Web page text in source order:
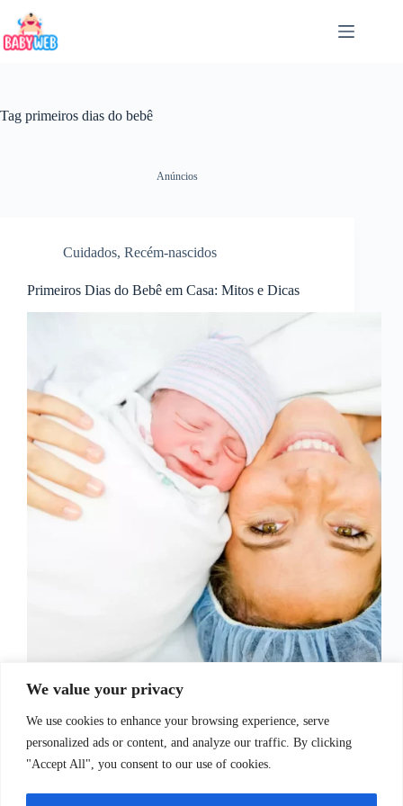
We value your privacy
We use cookies to enhance your browsing experience, serve
personalized ads or content, and analyze our traffic. By clicking
"Accept All", you consent to our use of cookies.
para
o
conteúdo
Tag primeiros dias do bebê
Anúncios
Cuidados, Recém-nascidos
Primeiros Dias do Bebê em Casa: Mitos e Dicas
momentos mais emocionantes e transformadores na
repleto de desafios e perguntas, especialmente
durante os primeiros dias. Portanto, neste artigo,
Juliana Santos
13 de setembro de 2023